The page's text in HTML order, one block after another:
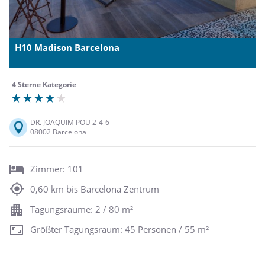
H10 Madison Barcelona
4 Sterne Kategorie
DR. JOAQUIM POU 2-4-6
08002 Barcelona
Zimmer: 101
0,60 km bis Barcelona Zentrum
Tagungsräume: 2 / 80 m²
Größter Tagungsraum: 45 Personen / 55 m²